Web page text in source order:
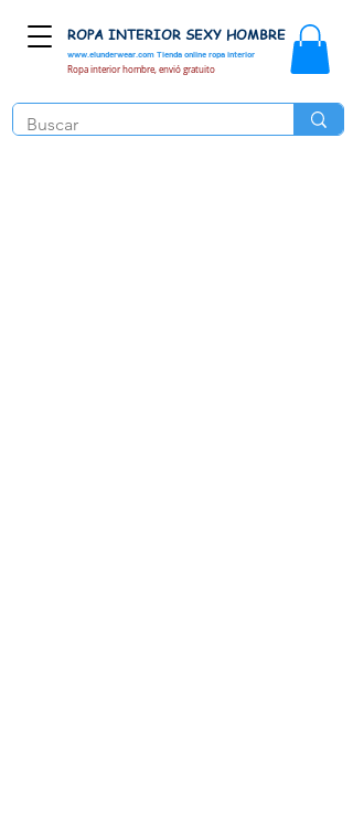
www.elunderwear.com Tienda online ropa interior
ROPA INTERIOR SEXY HOMBRE
Ropa interior hombre, envió gratuito